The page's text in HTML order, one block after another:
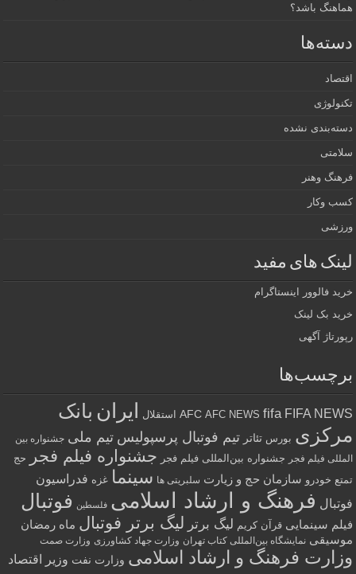
هماهنگ باشد؟
دسته‌ها
اقتصاد
تکنولوژی
دسته‌بندی نشده
سلامتی
فرهنگ وهنر
کسب وکار
ورزشی
لینک های مفید
خرید فالوور اینستاگرام
خرید بک لینک
رپورتاژ آگهی
برچسب‌ها
AFC AFC NEWS fifa FIFA NEWS استقلال ایران بانک
مرکزی بورس تئاتر تیم فوتبال پرسپولیس تیم ملی جشنواره بین
المللی فیلم فجر جشنواره بین‌المللی فیلم فجر جشنواره فیلم فجر
حج
تمتع خودرو سازمان حج و زیارت سلبریتی ها سینما غزه فدراسیون
فوتبال فرهنگ و ارشاد اسلامی فلسطین فوتبال
فیلم سینمایی قرآن کریم لیگ برتر لیگ برتر فوتبال ماه رمضان
موسیقی نمایشگاه بین‌المللی کتاب تهران وزارت جهاد کشاورزی وزارت صمت
وزارت فرهنگ و ارشاد اسلامی وزارت نفت وزیر اقتصاد